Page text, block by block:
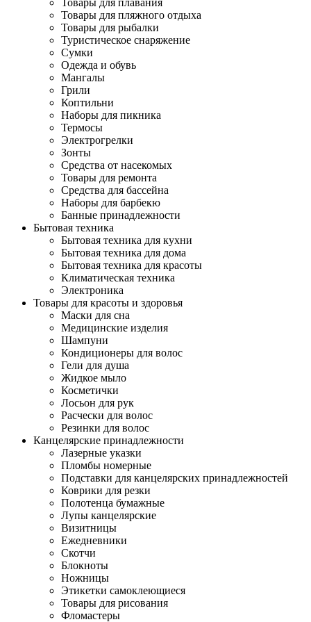
Товары для плавания
Товары для пляжного отдыха
Товары для рыбалки
Туристическое снаряжение
Сумки
Одежда и обувь
Мангалы
Грили
Коптильни
Наборы для пикника
Термосы
Электрогрелки
Зонты
Средства от насекомых
Товары для ремонта
Средства для бассейна
Наборы для барбекю
Банные принадлежности
Бытовая техника
Бытовая техника для кухни
Бытовая техника для дома
Бытовая техника для красоты
Климатическая техника
Электроника
Товары для красоты и здоровья
Маски для сна
Медицинские изделия
Шампуни
Кондиционеры для волос
Гели для душа
Жидкое мыло
Косметички
Лосьон для рук
Расчески для волос
Резинки для волос
Канцелярские принадлежности
Лазерные указки
Пломбы номерные
Подставки для канцелярских принадлежностей
Коврики для резки
Полотенца бумажные
Лупы канцелярские
Визитницы
Ежедневники
Скотчи
Блокноты
Ножницы
Этикетки самоклеющиеся
Товары для рисования
Фломастеры